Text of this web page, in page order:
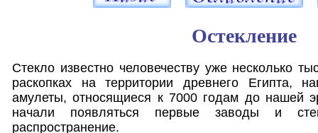
Остекление
Стекло известно человечеству уже несколько
раскопках на территории древнего Египта,
амулеты, относящиеся к 7000 годам до нашей
начали появляться первые заводы и
распространение.